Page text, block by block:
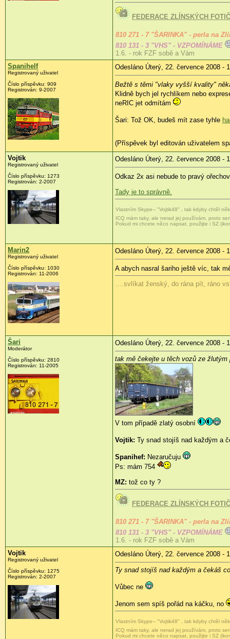
FEDERACE ZLÍNSKÝCH
810 271 - 7 "ŠARINKA" - perla na
810 131 - 3 "VHS" - VZPOMÍNÁME
1.6. - rok FZF sobě a Vám
Spanihelf
Registrovaný uživatel
Číslo příspěvku: 909
Registrován: 9-2007
Odesláno Úterý, 22. července 2008 -
Bežtě s těmi "vlaky vyšší kvality"
Klidně bych jel rychlíkem nebo
neRIC jet odmítám
Šari: Tož OK, budeš mít zase tyhle
(Příspěvek byl editován uživatelem
Vojtik
Registrovaný uživatel
Číslo příspěvku: 1273
Registrován: 2-2007
Odesláno Úterý, 22. července 2008 -
Odkaz 2x asi nebude to pravý
Tady je to správně.
Vlastním Skype-- "Vojtik48" , tak kdyby chtěl
ICQ mám taky, ale nerad jej používám, proto
Pokud mi chcete něco napsat, použijte i SZ
Marin2
Registrovaný uživatel
Číslo příspěvku: 1030
Registrován: 11-2006
Odesláno Úterý, 22. července 2008 -
A abych nasral šariho ještě víc, tak
....svlíkat ženský, do rána pít, ráno
Šari
Moderátor
Číslo příspěvku: 2810
Registrován: 11-2005
Odesláno Úterý, 22. července 2008 -
tak mě čekejte u těch vozů ze žlutým
V tom případě zlatý osobní
Vojtik: Ty snad stojíš nad každým a
Spanihef: Nezaručuju
Ps: mám 754
MZ: tož co ty ?
FEDERACE ZLÍNSKÝCH
810 271 - 7 "ŠARINKA" - perla na
810 131 - 3 "VHS" - VZPOMÍNÁME
1.6. - rok FZF sobě a Vám
Vojtik
Registrovaný uživatel
Číslo příspěvku: 1275
Registrován: 2-2007
Odesláno Úterý, 22. července 2008 -
Ty snad stojíš nad každým a čekáš
Vůbec ne
Jenom sem spíš pořád na káčku, no
Vlastním Skype-- "Vojtik48" , tak kdyby chtěl
ICQ mám taky, ale nerad jej používám, proto
Pokud mi chcete něco napsat, použijte i SZ